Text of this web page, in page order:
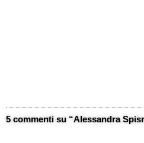
5 commenti su “Alessandra